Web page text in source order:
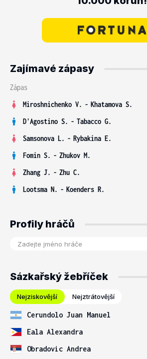
Zajímavé zápasy
Zápas
Miroshnichenko V. - Khatamova S.
D'Agostino S. - Tabacco G.
Samsonova L. - Rybakina E.
Fomin S. - Zhukov M.
Zhang J. - Zhu C.
Lootsma N. - Koenders R.
Profily hráčů
Sázkařský žebříček
Nejziskovější Nejztrátovější
Cerundolo Juan Manuel
Eala Alexandra
Obradovic Andrea